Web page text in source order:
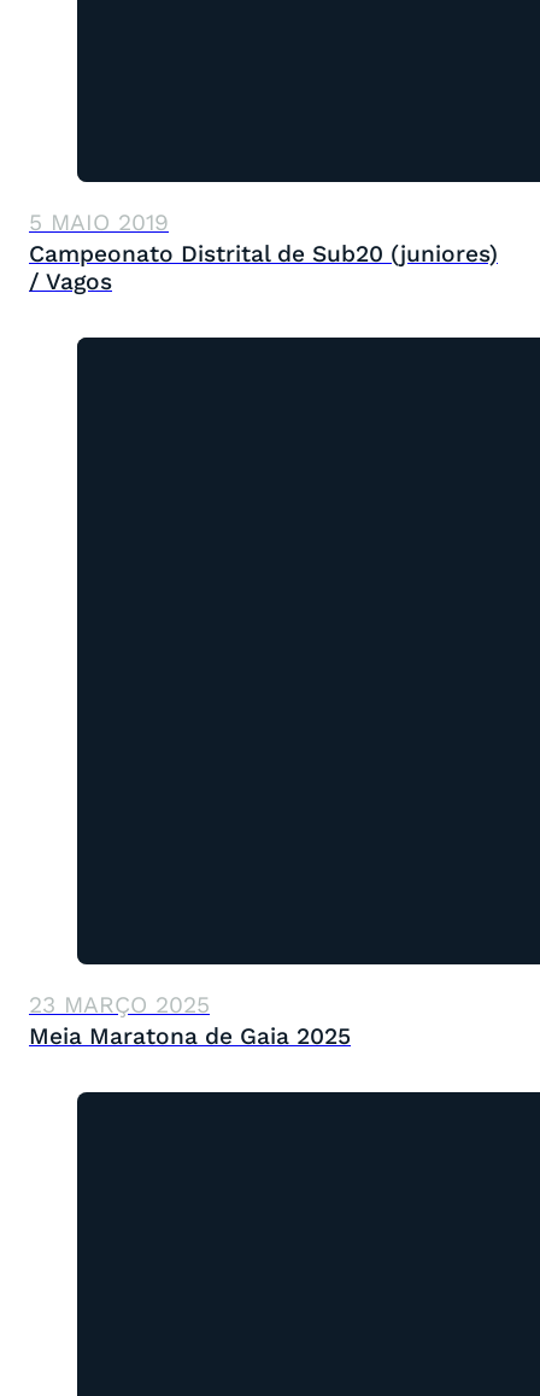
5 MAIO 2019
Campeonato Distrital de Sub20 (juniores)
/ Vagos
23 MARÇO 2025
Meia Maratona de Gaia 2025